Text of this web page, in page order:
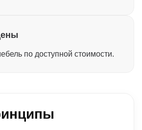
по доступной стоимости.